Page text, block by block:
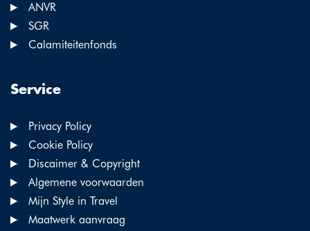
ANVR
SGR
Calamiteitenfonds
Service
Privacy Policy
Cookie Policy
Discaimer & Copyright
Algemene voorwaarden
Mijn Style in Travel
Maatwerk aanvraag